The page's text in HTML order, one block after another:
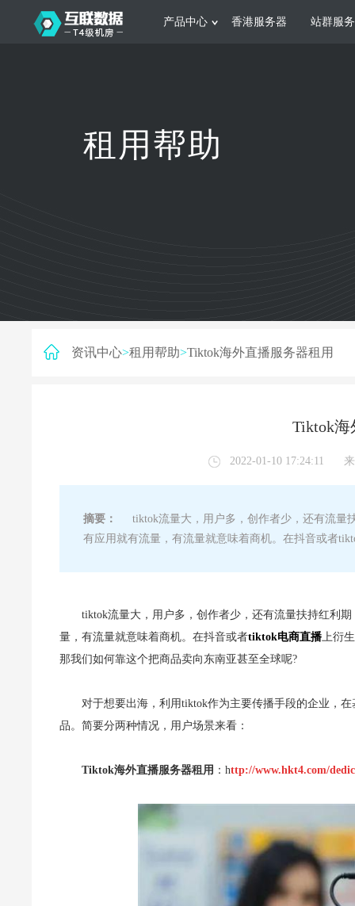
产品中心
日本服务器 新加坡服务器
香港服务器 站群服
根据不同规模的网站提供可定制化的架
构和 一站式协助租用帮助
资讯中心>租用帮助>Tiktok海外直播服务器租用
Tiktok海
2022-01-10 17:24:11
摘要：
tiktok流量大，用户多，创作者少，还有流量
有应用就有流量，有流量就意味着商机。在抖音或者
tiktok流量大，用户多，创作者少，还有流量扶持红利
量，有流量就意味着商机。在抖音或者tiktok电商直播上衍
那我们如何靠这个把商品卖向东南亚甚至全球呢?
对于想要出海，利用tiktok作为主要传播手段的企业，
品。简要分两种情况，用户场景来看：
Tiktok海外直播服务器租用 ：http://www.hkt4.com/